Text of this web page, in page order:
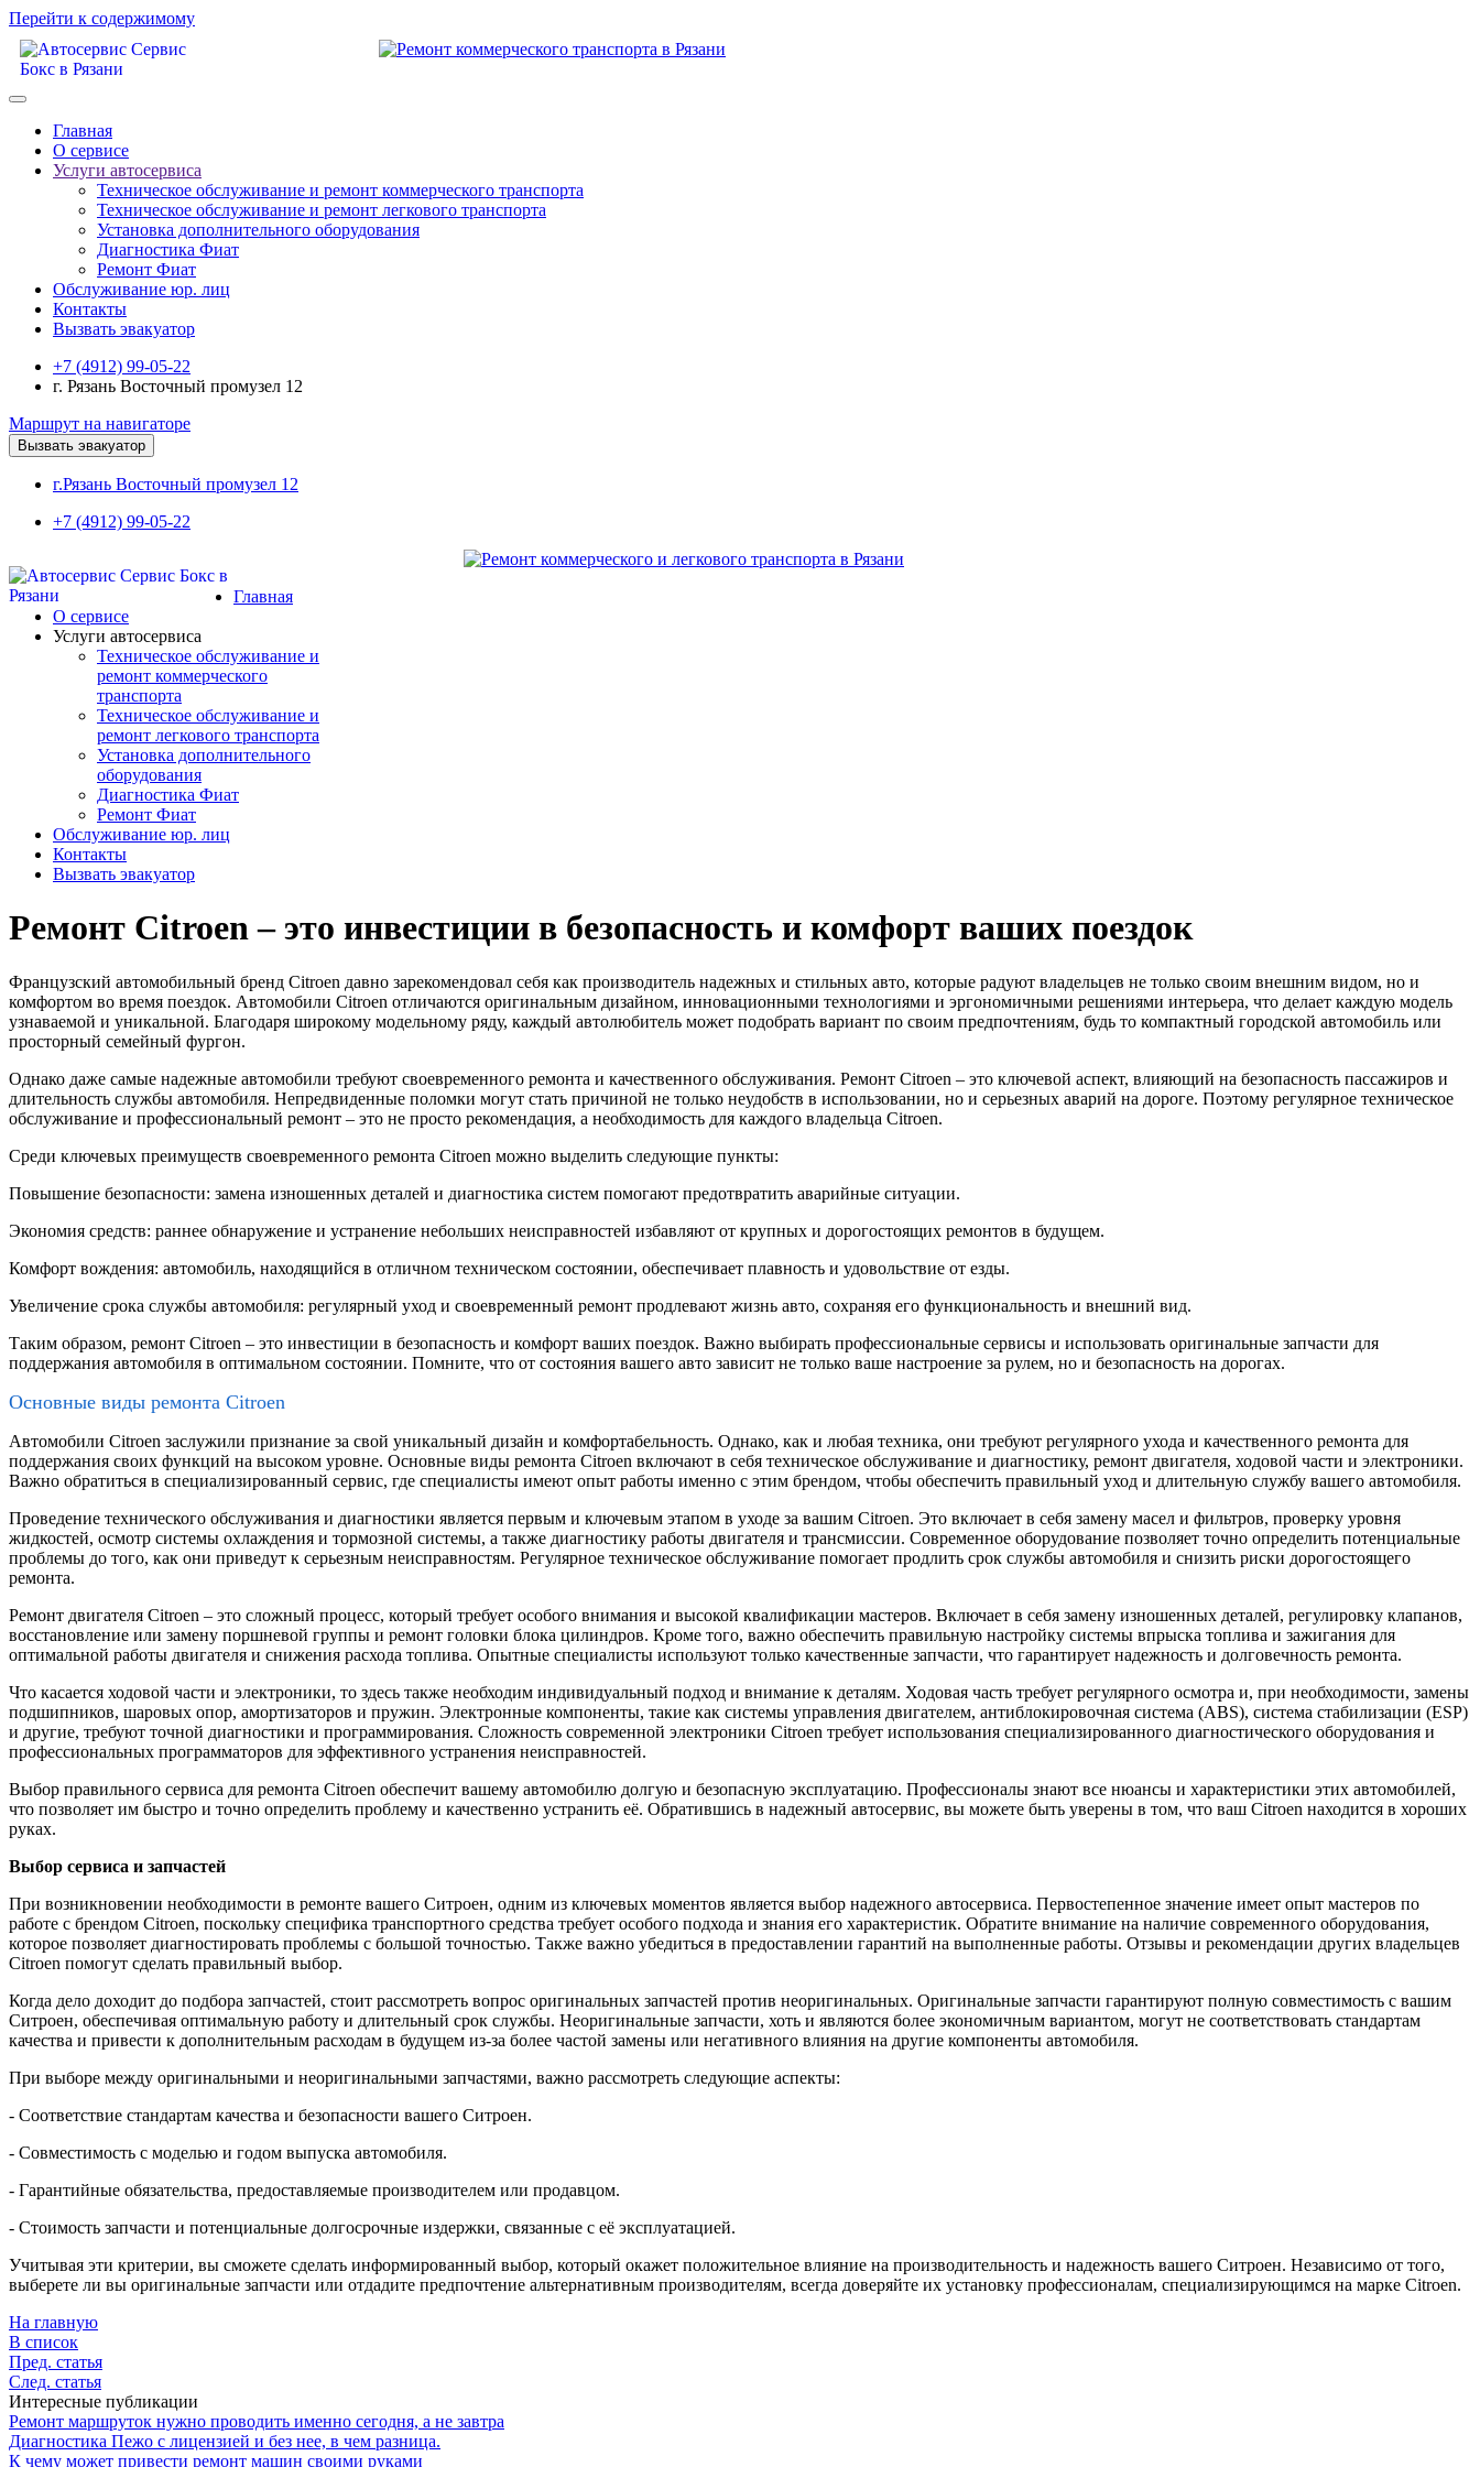
Перейти к содержимому
Главная
О сервисе
Услуги автосервиса
Техническое обcлуживание и ремонт коммерческого транспорта
Техническое обcлуживание и ремонт легкового транспорта
Установка дополнительного оборудования
Диагностика Фиат
Ремонт Фиат
Обслуживание юр. лиц
Контакты
Вызвать эвакуатор
+7 (4912) 99-05-22
г. Рязань Восточный промузел 12
Маршрут на навигаторе
Вызвать эвакуатор
г.Рязань Восточный промузел 12
+7 (4912) 99-05-22
Главная
О сервисе
Услуги автосервиса
Техническое обcлуживание и
ремонт коммерческого
транспорта
Техническое обcлуживание и
ремонт легкового транспорта
Установка дополнительного
оборудования
Диагностика Фиат
Ремонт Фиат
Обслуживание юр. лиц
Контакты
Вызвать эвакуатор
Ремонт Citroen – это инвестиции в безопасность и комфорт ваших поездок
Французский автомобильный бренд Citroen давно зарекомендовал себя как производитель надежных и стильных авто, которые радуют владельцев не только своим внешним видом, но и
комфортом во время поездок. Автомобили Citroen отличаются оригинальным дизайном, инновационными технологиями и эргономичными решениями интерьера, что делает каждую модель
узнаваемой и уникальной. Благодаря широкому модельному ряду, каждый автолюбитель может подобрать вариант по своим предпочтениям, будь то компактный городской автомобиль или
просторный семейный фургон.
Однако даже самые надежные автомобили требуют своевременного ремонта и качественного обслуживания. Ремонт Citroen – это ключевой аспект, влияющий на безопасность пассажиров и
длительность службы автомобиля. Непредвиденные поломки могут стать причиной не только неудобств в использовании, но и серьезных аварий на дороге. Поэтому регулярное техническое
обслуживание и профессиональный ремонт – это не просто рекомендация, а необходимость для каждого владельца Citroen.
Среди ключевых преимуществ своевременного ремонта Citroen можно выделить следующие пункты:
Повышение безопасности: замена изношенных деталей и диагностика систем помогают предотвратить аварийные ситуации.
Экономия средств: раннее обнаружение и устранение небольших неисправностей избавляют от крупных и дорогостоящих ремонтов в будущем.
Комфорт вождения: автомобиль, находящийся в отличном техническом состоянии, обеспечивает плавность и удовольствие от езды.
Увеличение срока службы автомобиля: регулярный уход и своевременный ремонт продлевают жизнь авто, сохраняя его функциональность и внешний вид.
Таким образом, ремонт Citroen – это инвестиции в безопасность и комфорт ваших поездок. Важно выбирать профессиональные сервисы и использовать оригинальные запчасти для
поддержания автомобиля в оптимальном состоянии. Помните, что от состояния вашего авто зависит не только ваше настроение за рулем, но и безопасность на дорогах.
Основные виды ремонта Citroen
Автомобили Citroen заслужили признание за свой уникальный дизайн и комфортабельность. Однако, как и любая техника, они требуют регулярного ухода и качественного ремонта для
поддержания своих функций на высоком уровне. Основные виды ремонта Citroen включают в себя техническое обслуживание и диагностику, ремонт двигателя, ходовой части и электроники.
Важно обратиться в специализированный сервис, где специалисты имеют опыт работы именно с этим брендом, чтобы обеспечить правильный уход и длительную службу вашего автомобиля.
Проведение технического обслуживания и диагностики является первым и ключевым этапом в уходе за вашим Citroen. Это включает в себя замену масел и фильтров, проверку уровня
жидкостей, осмотр системы охлаждения и тормозной системы, а также диагностику работы двигателя и трансмиссии. Современное оборудование позволяет точно определить потенциальные
проблемы до того, как они приведут к серьезным неисправностям. Регулярное техническое обслуживание помогает продлить срок службы автомобиля и снизить риски дорогостоящего
ремонта.
Ремонт двигателя Citroen – это сложный процесс, который требует особого внимания и высокой квалификации мастеров. Включает в себя замену изношенных деталей, регулировку клапанов,
восстановление или замену поршневой группы и ремонт головки блока цилиндров. Кроме того, важно обеспечить правильную настройку системы впрыска топлива и зажигания для
оптимальной работы двигателя и снижения расхода топлива. Опытные специалисты используют только качественные запчасти, что гарантирует надежность и долговечность ремонта.
Что касается ходовой части и электроники, то здесь также необходим индивидуальный подход и внимание к деталям. Ходовая часть требует регулярного осмотра и, при необходимости, замены
подшипников, шаровых опор, амортизаторов и пружин. Электронные компоненты, такие как системы управления двигателем, антиблокировочная система (ABS), система стабилизации (ESP)
и другие, требуют точной диагностики и программирования. Сложность современной электроники Citroen требует использования специализированного диагностического оборудования и
профессиональных программаторов для эффективного устранения неисправностей.
Выбор правильного сервиса для ремонта Citroen обеспечит вашему автомобилю долгую и безопасную эксплуатацию. Профессионалы знают все нюансы и характеристики этих автомобилей,
что позволяет им быстро и точно определить проблему и качественно устранить её. Обратившись в надежный автосервис, вы можете быть уверены в том, что ваш Citroen находится в хороших
руках.
Выбор сервиса и запчастей
При возникновении необходимости в ремонте вашего Ситроен, одним из ключевых моментов является выбор надежного автосервиса. Первостепенное значение имеет опыт мастеров по
работе с брендом Citroen, поскольку специфика транспортного средства требует особого подхода и знания его характеристик. Обратите внимание на наличие современного оборудования,
которое позволяет диагностировать проблемы с большой точностью. Также важно убедиться в предоставлении гарантий на выполненные работы. Отзывы и рекомендации других владельцев
Citroen помогут сделать правильный выбор.
Когда дело доходит до подбора запчастей, стоит рассмотреть вопрос оригинальных запчастей против неоригинальных. Оригинальные запчасти гарантируют полную совместимость с вашим
Ситроен, обеспечивая оптимальную работу и длительный срок службы. Неоригинальные запчасти, хоть и являются более экономичным вариантом, могут не соответствовать стандартам
качества и привести к дополнительным расходам в будущем из-за более частой замены или негативного влияния на другие компоненты автомобиля.
При выборе между оригинальными и неоригинальными запчастями, важно рассмотреть следующие аспекты:
- Соответствие стандартам качества и безопасности вашего Ситроен.
- Совместимость с моделью и годом выпуска автомобиля.
- Гарантийные обязательства, предоставляемые производителем или продавцом.
- Стоимость запчасти и потенциальные долгосрочные издержки, связанные с её эксплуатацией.
Учитывая эти критерии, вы сможете сделать информированный выбор, который окажет положительное влияние на производительность и надежность вашего Ситроен. Независимо от того,
выберете ли вы оригинальные запчасти или отдадите предпочтение альтернативным производителям, всегда доверяйте их установку профессионалам, специализирующимся на марке Citroen.
На главную
В список
Пред. статья
След. статья
Интересные публикации
Ремонт маршруток нужно проводить именно сегодня, а не завтра
Диагностика Пежо с лицензией и без нее, в чем разница.
К чему может привести ремонт машин своими руками